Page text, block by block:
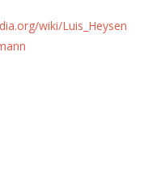
wiki/Luis_Heysen